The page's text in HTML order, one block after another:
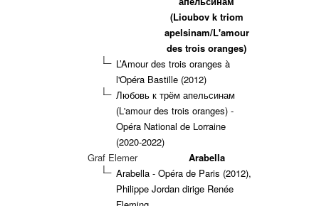
(Lioubov k triom
apelsinam/L'amour
des trois oranges)
L’Amour des trois oranges à
l'Opéra Bastille (2012)
Любовь к трём апельсинам
(L'amour des trois oranges) -
Opéra National de Lorraine
(2020-2022)
Graf Elemer
Arabella
Arabella - Opéra de Paris (2012),
Philippe Jordan dirige Renée